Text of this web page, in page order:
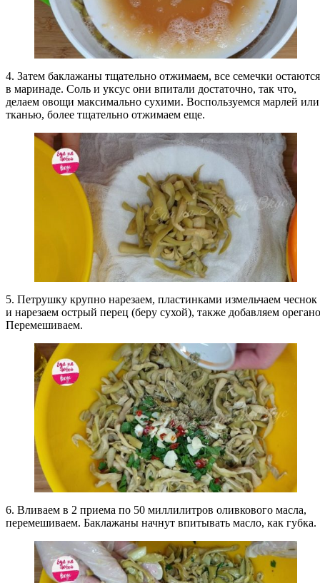
4. Затем баклажаны тщательно отжимаем, все семечки остаются
в маринаде. Соль и уксус они впитали достаточно, так что,
делаем овощи максимально сухими. Воспользуемся марлей или
тканью, более тщательно отжимаем еще.
5. Петрушку крупно нарезаем, пластинками измельчаем чеснок
и нарезаем острый перец (беру сухой), также добавляем
Перемешиваем.
6. Вливаем в 2 приема по 50 миллилитров оливкового масла,
перемешиваем. Баклажаны начнут впитывать масло, как губка.